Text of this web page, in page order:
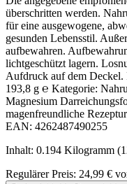
überschritten werden.
für eine ausgewogene,
gesunden Lebensstil.
aufbewahren.
lichtgeschützt lagern.
Aufdruck auf dem Deckel.
193,8 g ℮ Kategorie:
Magnesium
magenfreundliche
EAN: 4262487490255
Inhalt: 0.194 Kilogramm
Regulärer Preis: 24,99 €